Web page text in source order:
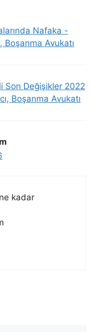
Nafaka -
Boşanma Avukatı
Son Değişikler 2022
Boşanma Avukatı
kadar